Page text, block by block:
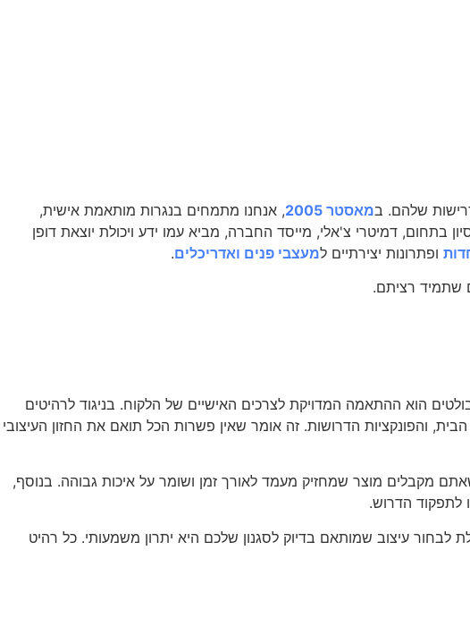
שלהם. במאסטר 2005
, אנחנו מתמחים בנגרות מותאמת אישית,
גבוהה שיכולים להתאים לכל חלל ולעמוד בכל דרישה עיצובית ופונקציונלית. עם יותר מ-23 שנות ניסיון בתחום, דמיטרי צ'אלי, מייסד החברה, מביא עמו ידע ויכולת יוצאת דופן
ופתרונות יצירתיים למעצבי פנים ואדריכלים.
שתמיד רציתם.
הוא ההתאמה המדויקת לצרכים האישיים של הלקוח. בניגוד לרהיטים
והפונקציות הדרושות. זה אומר שאין פשרות הכל תואם את החזון העיצובי
מקבלים מוצר שמחזיק מעמד לאורך זמן ושומר על איכות גבוהה. בנוסף,
לתפקוד הדרוש.
לבחור עיצוב שמותאם בדיוק לסגנון שלכם היא יתרון משמעותי. כל רהיט